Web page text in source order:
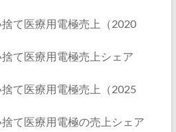
捨て医療用電極売上（2020
捨て医療用電極売上シェア
捨て医療用電極売上（2025
捨て医療用電極の売上シェア